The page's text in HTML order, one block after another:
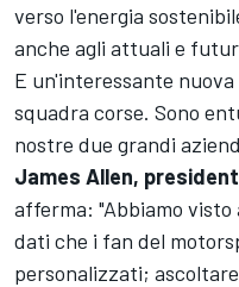
verso l'energia
anche agli attuali e
E un'interessante
squadra corse. Sono
nostre due grandi
James Allen,
afferma: "Abbiamo
dati che i fan del
personalizzati;